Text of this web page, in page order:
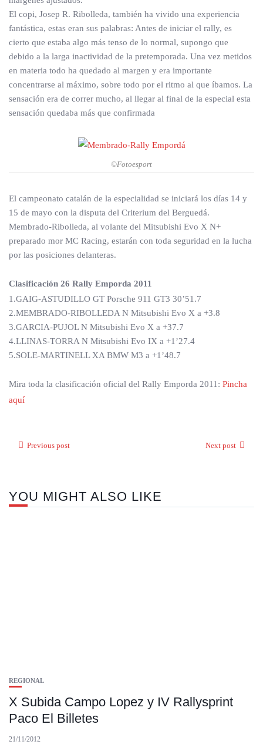
El copi, Josep R. Ribolleda, también ha vivido una experiencia
fantástica, estas eran sus palabras: Antes de iniciar el rally, es
cierto que estaba algo más tenso de lo normal, supongo que
debido a la larga inactividad de la pretemporada. Una vez metidos
en materia todo ha quedado al margen y era importante
concentrarse al máximo, sobre todo por el ritmo al que íbamos. La
sensación era de correr mucho, al llegar al final de la especial esta
sensación quedaba más que confirmada
©Fotoesport
El campeonato catalán de la especialidad se iniciará los días 14 y
15 de mayo con la disputa del Criterium del Berguedá.
Membrado-Ribolleda, al volante del Mitsubishi Evo X N+
preparado mor MC Racing, estarán con toda seguridad en la lucha
por las posiciones delanteras.
Clasificación 26 Rally Emporda 2011
1.GAIG-ASTUDILLO GT Porsche 911 GT3 30’51.7
2.MEMBRADO-RIBOLLEDA N Mitsubishi Evo X a +3.8
3.GARCIA-PUJOL N Mitsubishi Evo X a +37.7
4.LLINAS-TORRA N Mitsubishi Evo IX a +1’27.4
5.SOLE-MARTINELL XA BMW M3 a +1’48.7
Mira toda la clasificación oficial del Rally Emporda 2011: Pincha
aquí
Previous post Next post
YOU MIGHT ALSO LIKE
REGIONAL
X Subida Campo Lopez y IV Rallysprint
Paco El Billetes
21/11/2012